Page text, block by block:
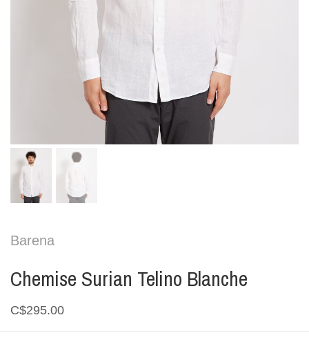
Barena
Chemise Surian Telino Blanche
C$295.00